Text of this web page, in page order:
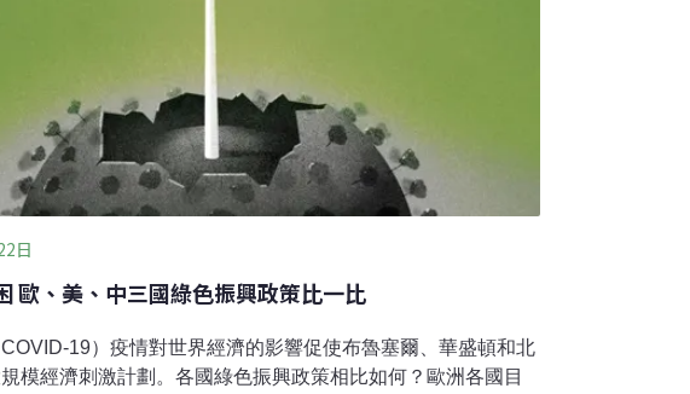
日
歐、美、中三國綠色振興政策比一比
19）疫情對世界經濟的影響促使布魯塞爾、華盛頓和北
模經濟刺激計劃。各國綠色振興政策相比如何？歐洲各國目